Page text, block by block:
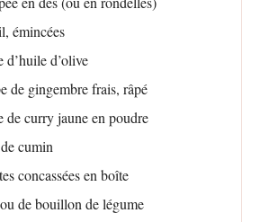
émincées
d’huile d’olive
de gingembre frais, râpé
de curry jaune en poudre
cumin
concassées en boîte
de bouillon de légume